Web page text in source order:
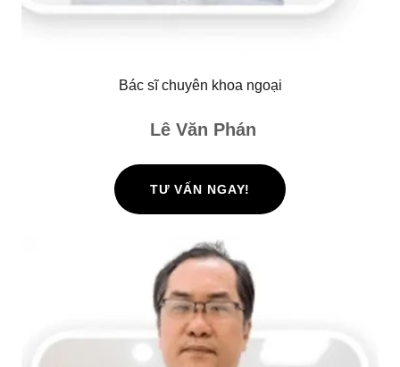
Bác sĩ chuyên khoa ngoại
Lê Văn Phán
TƯ VẤN NGAY!